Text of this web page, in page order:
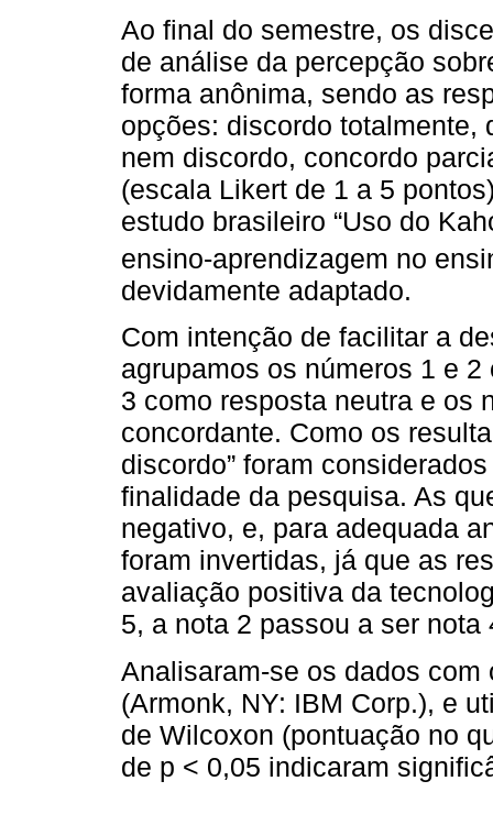
Ao final do semestre, os
de análise da percepção
forma anônima, sendo as
opções: discordo totalmente,
nem discordo, concordo
(escala Likert de 1 a 5
estudo brasileiro “Uso do
ensino-aprendizagem no
devidamente adaptado.
Com intenção de facilitar a
agrupamos os números 1 e
3 como resposta neutra e os
concordante. Como os
discordo” foram
finalidade da pesquisa. As
negativo, e, para adequada
foram invertidas, já que as
avaliação positiva da
5, a nota 2 passou a ser nota
Analisaram-se os dados
(Armonk, NY: IBM Corp.), e
de Wilcoxon (pontuação no
de p < 0,05 indicaram